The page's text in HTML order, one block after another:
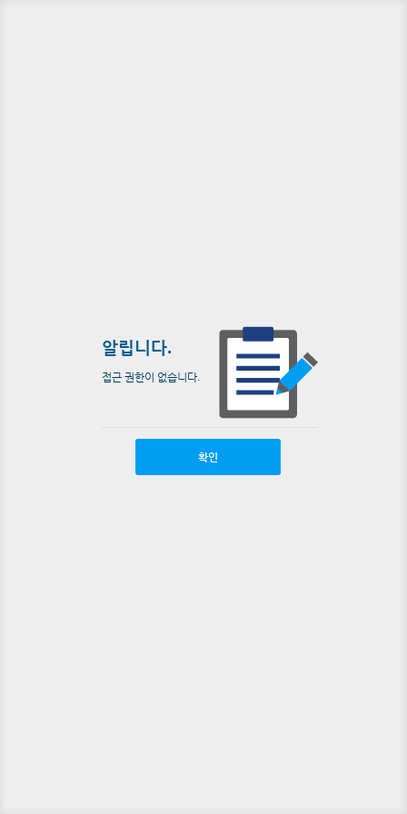
알립니다.
접근 권한이 없습니다.